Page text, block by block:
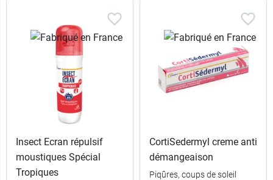
Insect Ecran répulsif
moustiques Spécial
Tropiques
CortiSedermyl creme anti
démangeaison
Piqûres, coups de soleil